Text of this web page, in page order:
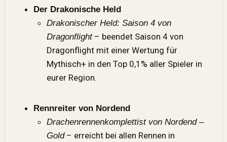
Der Drakonische Held
Drakonischer Held: Saison 4 von
Dragonflight– beendet Saison 4 von
Dragonflight mit einer Wertung für
Mythisch+ in den Top 0,1% aller Spieler in
eurer Region.
Rennreiter von Nordend
Drachenrennenkomplettist von Nordend –
Gold– erreicht bei allen Rennen in